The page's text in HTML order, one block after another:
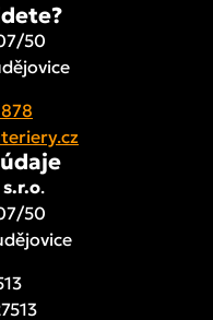
50
.
50